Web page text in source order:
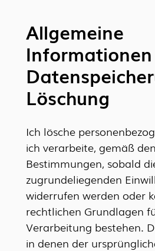
Allgemeine
Löschung
Ich lösche
ich verarbeite, gemäß
Bestimmungen, sobald
zugrundeliegenden
widerrufen werden oder
rechtlichen Grundlagen
Verarbeitung bestehen.
in denen der